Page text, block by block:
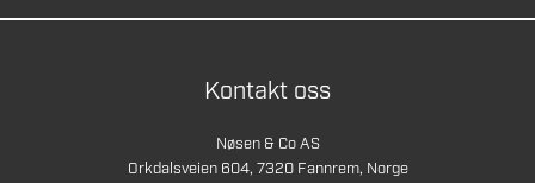
Kontakt oss
Nøsen & Co AS
Orkdalsveien 604, 7320 Fannrem, Norge